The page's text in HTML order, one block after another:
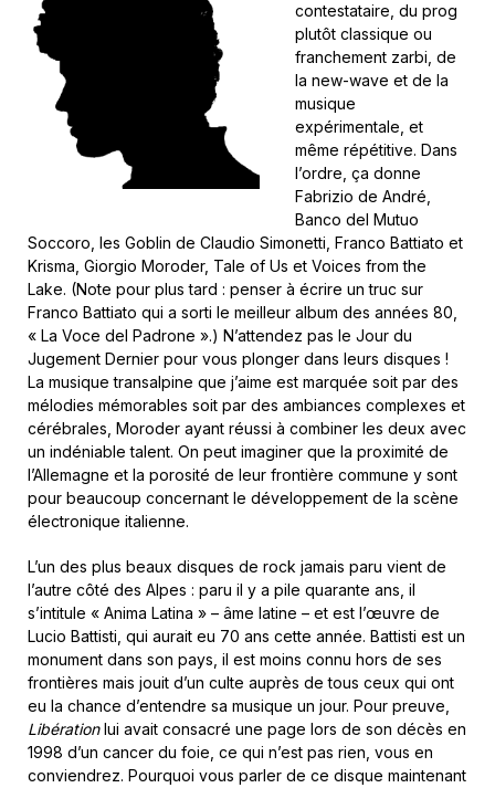
contestataire, du prog
plutôt classique ou
franchement zarbi, de
la new-wave et de la
musique
expérimentale, et
même répétitive. Dans
l’ordre, ça donne
Fabrizio de André,
Banco del Mutuo
Soccoro, les Goblin de Claudio Simonetti, Franco Battiato et
Krisma, Giorgio Moroder, Tale of Us et Voices from the
Lake. (Note pour plus tard : penser à écrire un truc sur
Franco Battiato qui a sorti le meilleur album des années 80,
« La Voce del Padrone ».) N’attendez pas le Jour du
Jugement Dernier pour vous plonger dans leurs disques !
La musique transalpine que j’aime est marquée soit par des
mélodies mémorables soit par des ambiances complexes et
cérébrales, Moroder ayant réussi à combiner les deux avec
un indéniable talent. On peut imaginer que la proximité de
l’Allemagne et la porosité de leur frontière commune y sont
pour beaucoup concernant le développement de la scène
électronique italienne.
L’un des plus beaux disques de rock jamais paru vient de
l’autre côté des Alpes : paru il y a pile quarante ans, il
s’intitule « Anima Latina » – âme latine – et est l’œuvre de
Lucio Battisti, qui aurait eu 70 ans cette année. Battisti est un
monument dans son pays, il est moins connu hors de ses
frontières mais jouit d’un culte auprès de tous ceux qui ont
eu la chance d’entendre sa musique un jour. Pour preuve,
Libérationlui avait consacré une page lors de son décès en
1998 d’un cancer du foie, ce qui n’est pas rien, vous en
conviendrez. Pourquoi vous parler de ce disque maintenant